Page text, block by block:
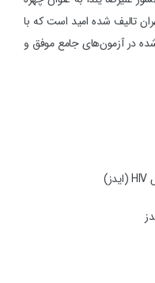
تالیف شده امید است که با
در آزمون‌های جامع موفق و